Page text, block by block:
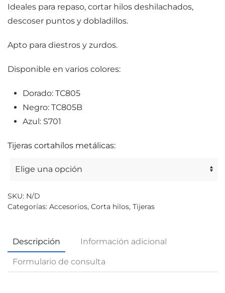
Ideales para repaso, cortar hilos deshilachados,
descoser puntos y dobladillos.
Apto para diestros y zurdos.
Disponible en varios colores:
Dorado: TC805
Negro: TC805B
Azul: S701
Tijeras cortahílos metálicas:
SKU: N/D
Categorías: Accesorios, Corta hilos, Tijeras
Descripción Información adicional
Formulario de consulta